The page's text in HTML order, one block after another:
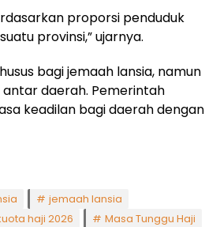
proporsi penduduk
provinsi,” ujarnya.
bagi jemaah lansia, namun
daerah. Pemerintah
keadilan bagi daerah dengan
jemaah lansia
haji 2026
Masa Tunggu Haji